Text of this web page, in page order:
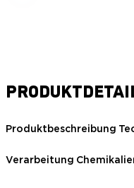
Produktbeschreibung
Verarbeitung